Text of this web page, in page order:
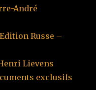
André
Russe –
Lievens
exclusifs